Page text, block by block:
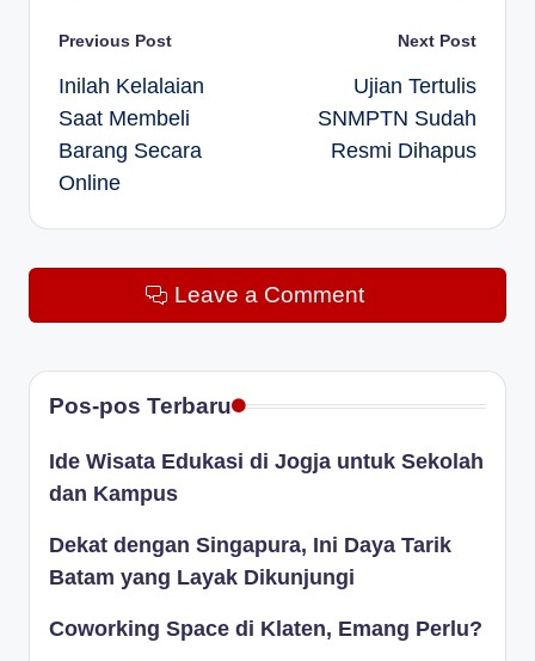
Post
navigation
Previous Post
Inilah Kelalaian
Saat Membeli
Barang Secara
Online
Next Post
Ujian Tertulis
SNMPTN Sudah
Resmi Dihapus
Leave a Comment
Pos-pos Terbaru
Ide Wisata Edukasi di Jogja untuk Sekolah
dan Kampus
Dekat dengan Singapura, Ini Daya Tarik
Batam yang Layak Dikunjungi
Coworking Space di Klaten, Emang Perlu?